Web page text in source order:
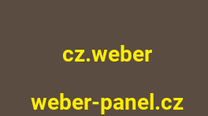
cz.weber
weber-panel.cz